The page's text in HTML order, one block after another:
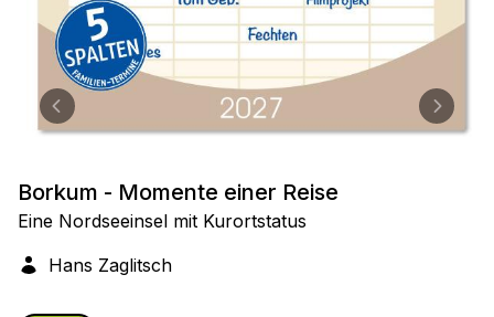
Borkum - Momente einer Reise
Eine Nordseeinsel mit Kurortstatus
Hans Zaglitsch